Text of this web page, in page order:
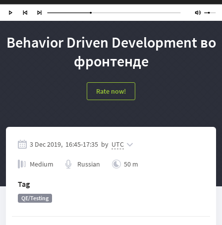
Behavior Driven Development во
фронтенде
Rate now!
3 Dec 2019, 16:45-17:35 by UTC
Medium Russian 50 m
Tag
QE/Testing